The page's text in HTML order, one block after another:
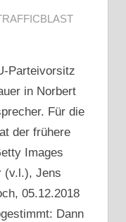
Parteivorsitz
in Norbert
Für die
der frühere
Images
(v.l.), Jens
05.12.2018
Dann